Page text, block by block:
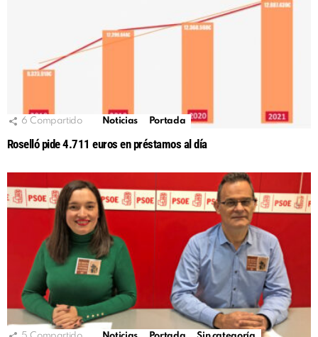
6 Compartido Noticias Portada
Roselló pide 4.711 euros en préstamos al día